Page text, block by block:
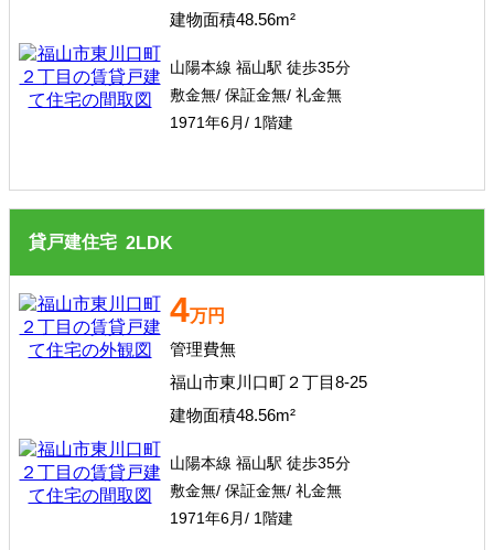
建物面積48.56m²
山陽本線 福山駅 徒歩35分
敷金無/ 保証金無/ 礼金無
1971年6月/ 1階建
貸戸建住宅 2LDK
4万円
管理費無
福山市東川口町２丁目8-25
建物面積48.56m²
山陽本線 福山駅 徒歩35分
敷金無/ 保証金無/ 礼金無
1971年6月/ 1階建